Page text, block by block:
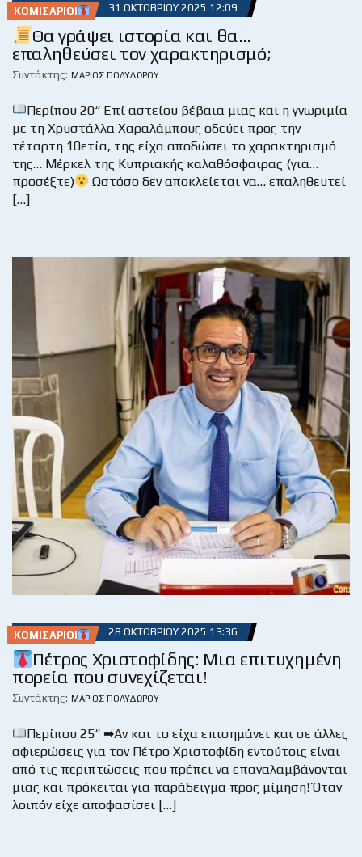
ΚΟΜΙΣΆΡΙΟΙ 31 ΟΚΤΩΒΡΊΟΥ 2025 12:09
Θα γράψει ιστορία και θα…
επαληθεύσει τον χαρακτηρισμό;
Συντάκτης: ΜΆΡΙΟΣ ΠΟΛΥΔΏΡΟΥ
Περίπου 20“ Επί αστείου βέβαια μιας και η γνωριμία
με τη Χρυστάλλα Χαραλάμπους οδεύει προς την
τέταρτη 10ετία, της είχα αποδώσει το χαρακτηρισμό
της… Μέρκελ της Κυπριακής καλαθόσφαιρας (για…
προσέξτε)
Ωστόσο δεν αποκλείεται να… επαληθευτεί
[…]
ΚΟΜΙΣΆΡΙΟΙ 28 ΟΚΤΩΒΡΊΟΥ 2025 13:36
Πέτρος Χριστοφίδης: Μια επιτυχημένη
πορεία που συνεχίζεται!
Συντάκτης: ΜΆΡΙΟΣ ΠΟΛΥΔΏΡΟΥ
Περίπου 25“ ➡Αν και το είχα επισημάνει και σε άλλες
αφιερώσεις για τον Πέτρο Χριστοφίδη εντούτοις είναι
από τις περιπτώσεις που πρέπει να επαναλαμβάνονται
μιας και πρόκειται για παράδειγμα προς μίμηση! Όταν
λοιπόν είχε αποφασίσει […]